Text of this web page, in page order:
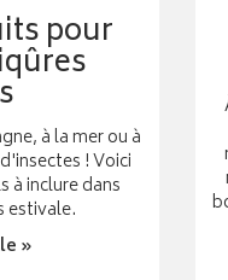
pour
à la mer ou à
! Voici
à inclure dans
estivale.
»